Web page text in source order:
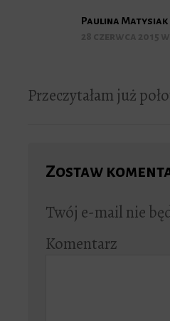
Paulina Matysiak
Przeczytałam już
Zostaw
Twój e-mail nie
Komentarz